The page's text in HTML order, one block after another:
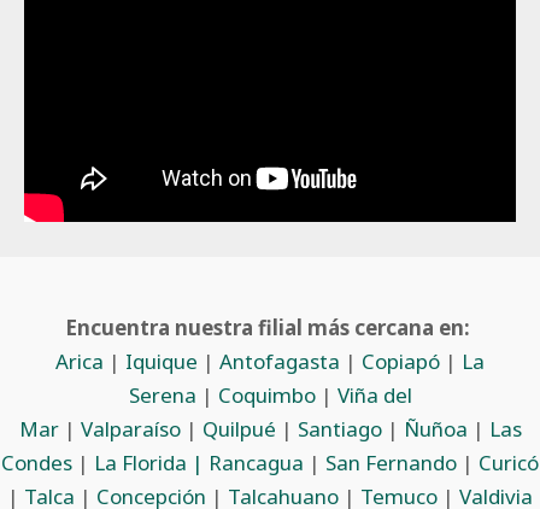
Encuentra nuestra filial más cercana en:
Arica | Iquique | Antofagasta | Copiapó | La
Serena | Coquimbo| Viña del
Mar| Valparaíso| Quilpué | Santiago| Ñuñoa | Las
Condes | La Florida | Rancagua | San Fernando | Curicó
| Talca | Concepción | Talcahuano | Temuco | Valdivia